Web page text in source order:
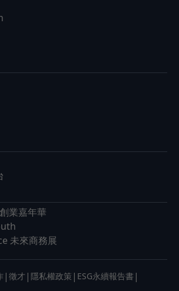
業嘉年華
未來商務展
| 徵才 | 隱私權政策 | ESG永續報告書 |